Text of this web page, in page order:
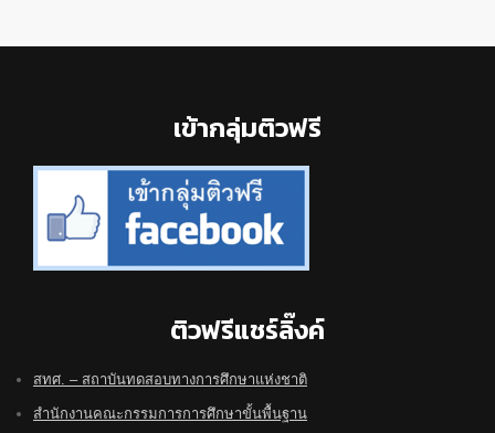
เข้ากลุ่มติวฟรี
ติวฟรีแชร์ลิ๊งค์
สทศ. – สถาบันทดสอบทางการศึกษาแห่งชาติ
สำนักงานคณะกรรมการการศึกษาขั้นพื้นฐาน